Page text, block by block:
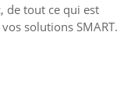
de tout ce qui est
solutions SMART.